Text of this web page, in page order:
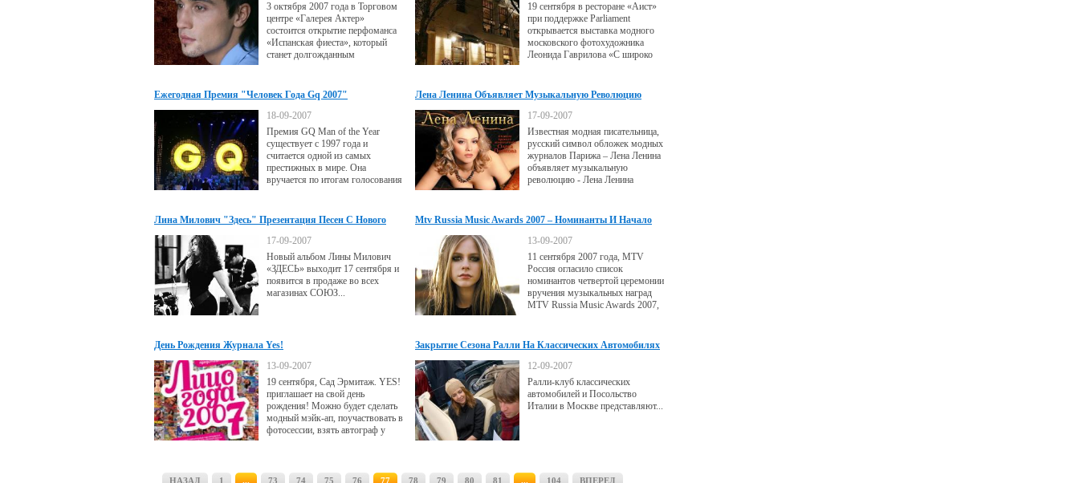
3 октября 2007 года в Торговом
центре «Галерея Актер»
состоится открытие перфоманса
«Испанская фиеста», который
станет долгожданным
Актер».
19 сентября в ресторане «Аист»
при поддержке Parliament
открывается выставка модного
московского фотохудожника
Леонида Гаврилова «С широко
Ежегодная Премия "Человек Года Gq 2007"
18-09-2007
Премия GQ Man of the Year
существует с 1997 года и
считается одной из самых
престижных в мире. Она
вручается по итогам голосования
России...
Лена Ленина Объявляет Музыкальную Революцию
17-09-2007
Известная модная писательница,
русский символ обложек модных
журналов Парижа – Лена Ленина
объявляет музыкальную
революцию - Лена Ленина
эстрады, которые хором
бросились писать книжки!
Лина Милович "Здесь" Презентация Песен С Нового
17-09-2007
Новый альбом Лины Милович
«ЗДЕСЬ» выходит 17 сентября и
появится в продаже во всех
магазинах СОЮЗ...
Mtv Russia Music Awards 2007 – Номинанты И Начало
13-09-2007
11 сентября 2007 года, MTV
Россия огласило список
номинантов четвертой церемонии
вручения музыкальных наград
MTV Russia Music Awards 2007,
поле в Москве.
День Рождения Журнала Yes!
13-09-2007
19 сентября, Сад Эрмитаж. YES!
приглашает на свой день
рождения! Можно будет сделать
модный мэйк-ап, поучаствовать в
фотосессии, взять автограф у
Закрытие Сезона Ралли На Классических Автомобилях
12-09-2007
Ралли-клуб классических
автомобилей и Посольство
Италии в Москве представляют...
НАЗАД 1 ... 73 74 75 76 77 78 79 80 81 ... 104 ВПЕРЕД